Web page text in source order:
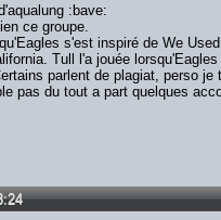
:bave:
ce groupe.
qu'Eagles s'est inspiré de We
Tull l'a jouée
parlent de plagiat, perso je
pas du tout a part quelques